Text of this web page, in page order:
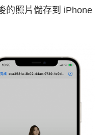
的照片儲存到 iPhone